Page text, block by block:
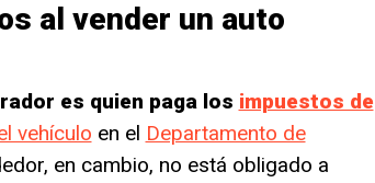
al vender un auto
es quien paga los impuestos de
vehículo en el Departamento de
en cambio, no está obligado a